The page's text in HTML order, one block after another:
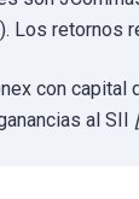
Los retornos
con
al SII